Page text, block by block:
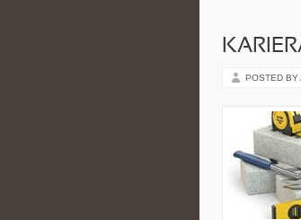
POSTED BY